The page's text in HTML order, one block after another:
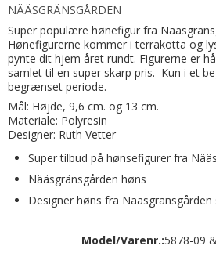
NÄÄSGRÄNSGÅRDEN
Super populære hønefigur fra
Hønefigurerne kommer i terrakotta og
pynte dit hjem året rundt. Figurerne er
samlet til en super skarp pris. Kun i et
begrænset periode.
Mål: Højde, 9,6 cm. og 13 cm.
Materiale: Polyresin
Designer: Ruth Vetter
Super tilbud på hønsefigurer fra
Nääsgränsgården høns
Designer høns fra Nääsgränsgården
Model/Varenr.:5878-09